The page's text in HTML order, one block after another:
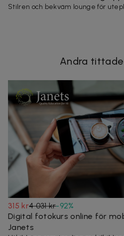
Stilren och bekväm lounge för
Andra
315 kr4 031 kr-92%
Digital fotokurs online för
Janets